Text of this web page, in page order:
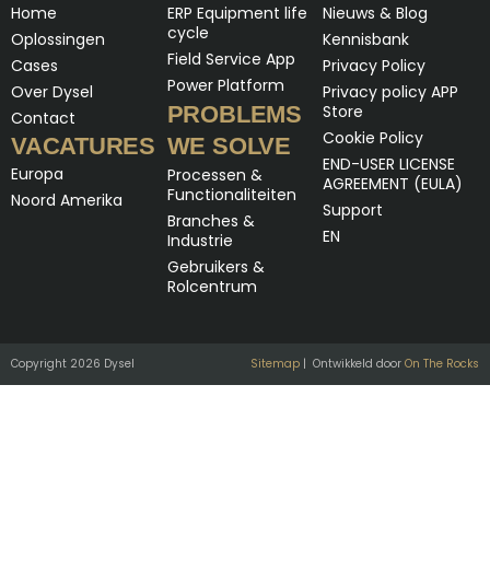
Home
Oplossingen
Cases
Over Dysel
Contact
VACATURES
Europa
Noord Amerika
ERP Equipment life
cycle
Field Service App
Power Platform
PROBLEMS
WE SOLVE
Processen &
Functionaliteiten
Branches &
Industrie
Gebruikers &
Rolcentrum
Nieuws & Blog
Kennisbank
Privacy Policy
Privacy policy APP
Store
Cookie Policy
END-USER LICENSE
AGREEMENT (EULA)
Support
EN
Copyright 2026 Dysel Sitemap | Ontwikkeld door On The Rocks